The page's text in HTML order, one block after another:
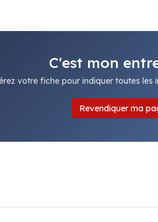
C'est mon
votre fiche pour indiquer toutes
Revendiquer ma